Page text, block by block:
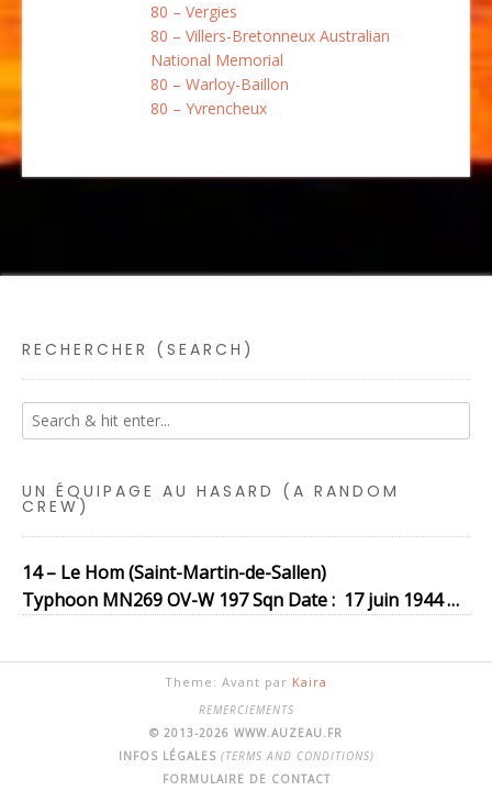
80 – Vergies
80 – Villers-Bretonneux Australian
National Memorial
80 – Warloy-Baillon
80 – Yvrencheux
RECHERCHER (SEARCH)
UN ÉQUIPAGE AU HASARD (A RANDOM
CREW)
14 – Le Hom (Saint-Martin-de-Sallen)
Typhoon MN269 OV-W 197 Sqn Date : 17 juin 1944 …
Theme: Avant par Kaira
REMERCIEMENTS
© 2013-2026 WWW.AUZEAU.FR
INFOS LÉGALES (TERMS AND CONDITIONS)
FORMULAIRE DE CONTACT